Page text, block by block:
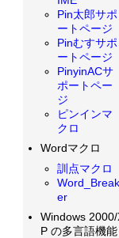
Pin太郎サポ
ートページ
Pinむすサポ
ートページ
PinyinACサ
ポートペー
ジ
ピンインマ
クロ
Wordマクロ
訓点マクロ
Word_Break
er
Windows 2000/
P の多言語機能